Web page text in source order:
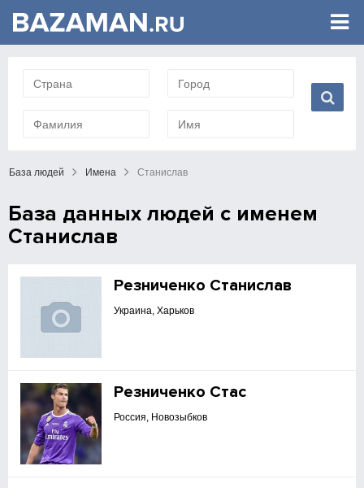
База людей Имена Станислав
База данных людей с именем
Станислав
Резниченко Станислав
Украина, Харьков
Резниченко Стас
Россия, Новозыбков